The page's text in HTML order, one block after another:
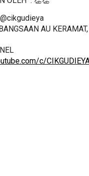
@cikgudieya
AU
c/